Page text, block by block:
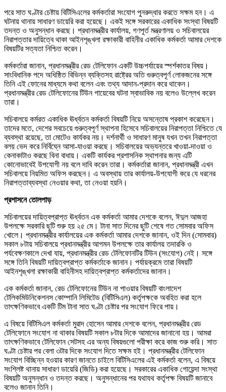
পরে সাত ঘণ্টার চেষ্টায় বিটিসিএলের কর্মকর্তারা সংযোগ পুনরুদ্ধার করতে সক্ষম হন। এ
ঘটনায় থানায় সাধারণ ডায়েরি করা হয়েছে। একই সঙ্গে সরকারের একাধিক সংস্থা বিষয়টি
তদন্ত ও অনুসন্ধান করছে। প্রধানমন্ত্রীর কার্যালয়, গণপূর্ত মন্ত্রণালয় ও সচিবালয়ের
নিরাপত্তার দায়িত্বে থাকা আইনশৃঙ্খলা রক্ষাকারী বাহিনীর একাধিক কর্মকর্তা আমার দেশকে
বিষয়টির সত্যতা নিশ্চিত করেন।
কর্মকর্তারা জানান, প্রধানমন্ত্রীর রেড টেলিফোন একটি উচ্চপর্যায়ের স্পর্শকাতর বিষয়।
সাংবিধানিক পদে অধিষ্ঠিত বিভিন্ন ব্যক্তিসহ রাষ্ট্রের অতি গুরুত্বপূর্ণ লোকজনের সঙ্গে
তিনি এই ফোনের মাধ্যমে কথা বলেন এবং তথ্য আদান-প্রদান করে থাকেন।
প্রধানমন্ত্রীর রেড টেলিফোনের টিউন গায়েবের ঘটনা স্বাভাবিক নয় বলেও উল্লেখ করেন
তারা।
সচিবালয়ে কর্মরত একাধিক ঊর্ধ্বতন কর্মকর্তা বিষয়টি নিয়ে অসন্তোষ প্রকাশ করেছেন।
তাদের মতে, দেশের সবচেয়ে গুরুত্বপূর্ণ স্থাপনা হিসেবে সচিবালয়ের নিরাপত্তা নিশ্চিতে যে
ব্যবস্থা রয়েছে, তা মোটেও কার্যকর নয়। দর্শনার্থী ও সাধারণ মানুষ যখন তখন নিরাপত্তা
বলয় ভেদ করে নির্বিঘ্নে আসা-যাওয়া করছে। সচিবালয়ের অভ্যন্তরে খাওয়া-দাওয়া ও
কেনাকাটাও করছে বিনা বাধায়। একটি কার্যকর প্রশাসনিক স্থাপনার জন্য এটি
কোনোভাবেই উপযোগী নয় বলে দাবি করেন তারা। কর্মকর্তারা জানান, প্রধানমন্ত্রী এখন
সচিবালয়ে নিয়মিত অফিস করছেন। এ অবস্থায় তার কার্যালয়-উপযোগী করে যে ধরনের
নিরাপত্তাব্যবস্থা নেওয়ার কথা, তা নেওয়া হয়নি।
প্রশাসনে তোলপাড়
সচিবালয়ের দায়িত্বপ্রাপ্ত ঊর্ধ্বতন এক কর্মকর্তা আমার দেশকে বলেন, ঈদুল আজহা
উপলক্ষে সরকারি ছুটি শুরু হয় ২৫ মে। টানা সাত দিনের ছুটি শেষে গত সোমবার অফিস
খোলে। প্রধানমন্ত্রীর কার্যালয়ের এক কর্মকর্তা আমার দেশকে জানান, ওই দিন (সোমবার)
সকাল ৮টায় সচিবালয়ে প্রধানমন্ত্রীর আগমন উপলক্ষে তার কার্যালয় তদারকি ও
পর্যবেক্ষণকালে দেখা যায়, প্রধানমন্ত্রীর রেড টেলিফোনটির টিউন (সংযোগ) নেই। সঙ্গে
সঙ্গে তিনি বিষয়টি দায়িত্বপ্রাপ্ত কর্মকর্তাকে জানান। পর্যায়ক্রমে তারা বিষয়টি
আইনশৃঙ্খলা রক্ষাকারী বাহিনীসহ দায়িত্বপ্রাপ্ত কর্মকর্তাদের জানান।
এক কর্মকর্তা জানান, রেড টেলিফোনের টিউন না পাওয়ার বিষয়টি বাংলাদেশ
টেলিকমিউনিকেশনস কোম্পানি লিমিটেড (বিটিসিএল) কর্তৃপক্ষকে অবহিত করা হলে
তাৎক্ষণিকভাবে একটি টিম টানা সাত ঘণ্টা চেষ্টার পর সংযোগ ফিরে পায়।
এ বিষয়ে বিটিসিএল কর্মকর্তা মুরাদ হোসেন আমার দেশকে বলেন, প্রধানমন্ত্রীর রেড
টেলিফোনে সংযোগ না থাকার বিষয়টি সকাল ৮টার দিকে আমাদের জানানো হয়। আমরা
তাৎক্ষণিকভাবে টেলিফোন সেটসহ এর অন্য বিষয়গুলো পরীক্ষা করে কাজ শুরু করি। সাত
ঘণ্টা চেষ্টার পর বেলা ৩টার দিকে সংযোগ দিতে সক্ষম হই। প্রধানমন্ত্রীর টেলিফোন
সংযোগ বিচ্ছিন্ন হওয়ার কারণ জানতে চাইলে বিটিসিএলের এই কর্মকর্তা বলেন, এ বিষয়ে
সংশ্লিষ্ট থানায় সাধারণ ডায়েরি (জিডি) করা হয়েছে। সরকারের একাধিক গোয়েন্দা সংস্থা
বিষয়টি অনুসন্ধান ও তদন্ত করছে। অনুসন্ধানের পর যথাযথ কর্তৃপক্ষ বিষয়টি জানাবে
বলেও জানান তিনি।